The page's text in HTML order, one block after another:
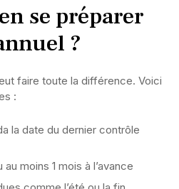
se préparer
?
faire toute la différence. Voici
:
la date du dernier contrôle
moins 1 mois à l’avance